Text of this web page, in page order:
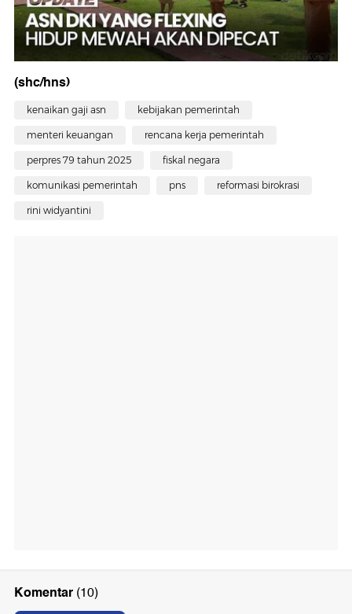
(shc/hns)
kenaikan gaji asn kebijakan pemerintah
menteri keuangan rencana kerja pemerintah
perpres 79 tahun 2025 fiskal negara
komunikasi pemerintah pns reformasi birokrasi
rini widyantini